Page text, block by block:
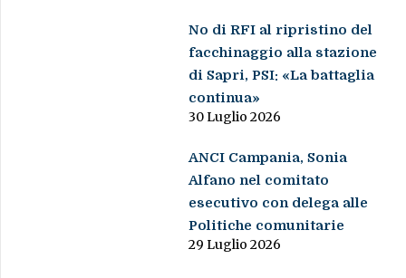
No di RFI al ripristino del
facchinaggio alla stazione
di Sapri, PSI: «La battaglia
continua»
30 Luglio 2026
ANCI Campania, Sonia
Alfano nel comitato
esecutivo con delega alle
Politiche comunitarie
29 Luglio 2026